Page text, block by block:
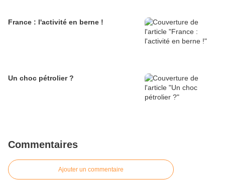
France : l'activité en berne !
Un choc pétrolier ?
Commentaires
Ajouter un commentaire